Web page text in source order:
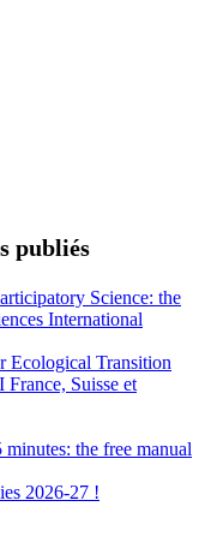
publiés
Science: the
International
Ecological Transition
France, Suisse et
the free manual
2026-27 !